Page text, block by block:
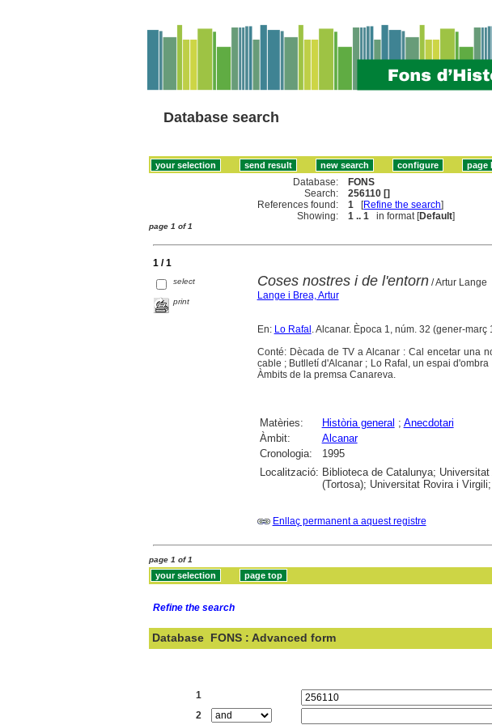
Database search
Database:
FONS
Search:
256110 []
References found:
1 [Refine the search]
Showing:
1 .. 1 in format [Default]
page 1 of 1
1 / 1
select
print
Coses nostres i de l'entorn/ Artur Lange
Lange i Brea, Artur
En: Lo Rafal. Alcanar. Època 1, núm. 32 (gener-març
Conté: Dècada de TV a Alcanar : Cal encetar una
cable ; Butlletí d'Alcanar ; Lo Rafal, un espai
Àmbits de la premsa Canareva.
Matèries: Història general ; Anecdotari
Àmbit:
Alcanar
Cronologia:
1995
Localització: Biblioteca de Catalunya;
(Tortosa); Universitat Rovira i
Enllaç permanent a aquest registre
page 1 of 1
Refine the search
Database FONS : Advanced form
1
2